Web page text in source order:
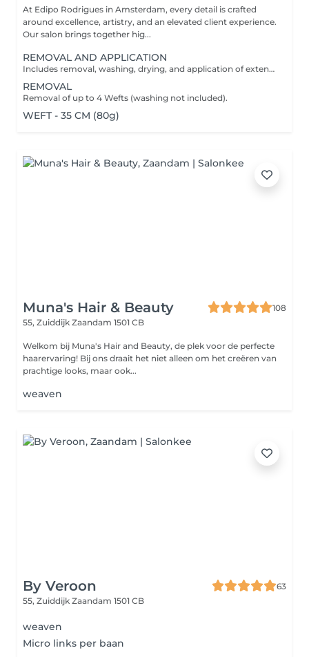
At Edipo Rodrigues in Amsterdam, every detail is crafted
around excellence, artistry, and an elevated client experience.
Our salon brings together hig...
REMOVAL AND APPLICATION
Includes removal, washing, drying, and application of extensions.
REMOVAL
Removal of up to 4 Wefts (washing not included).
WEFT - 35 CM (80g)
Muna's Hair & Beauty
108
55, Zuiddijk Zaandam 1501 CB
Welkom bij Muna's Hair and Beauty, de plek voor de perfecte
haarervaring! Bij ons draait het niet alleen om het creëren van
prachtige looks, maar ook...
weaven
By Veroon
63
55, Zuiddijk Zaandam 1501 CB
weaven
Micro links per baan